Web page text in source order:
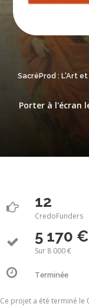
SacréProd : L'Art
Porter à l'écran
12
CredoFunders
5 170 €
Sur 8 000 €
Terminée
Ce projet a été terminé le